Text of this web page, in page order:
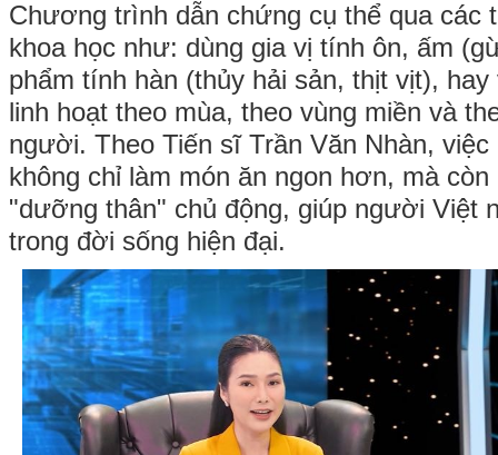
Chương trình dẫn chứng cụ thể qua các
khoa học như: dùng gia vị tính ôn, ấm
phẩm tính hàn (thủy hải sản, thịt vịt),
linh hoạt theo mùa, theo vùng miền và
người. Theo Tiến sĩ Trần Văn Nhàn, việc
không chỉ làm món ăn ngon hơn, mà
"dưỡng thân" chủ động, giúp người Việt
trong đời sống hiện đại.